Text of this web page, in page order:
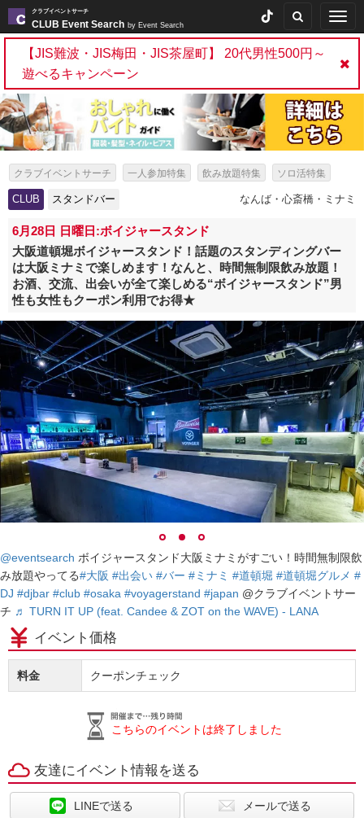
クラブイベントサーチ
CLUB Event Search by Event Search
【JIS難波・JIS梅田・JIS茶屋町】 20代男性500円～
遊べるキャンペーン
クラブイベントサーチ 一人参加特集 飲み放題特集 ソロ活特集
出会いイベント特集 スタンドバー特集
CLUB スタンドバー なんば・心斎橋・ミナミ
6月28日 日曜日:ボイジャースタンド
大阪道頓堀ボイジャースタンド！話題のスタンディングバー
は大阪ミナミで楽しめます！なんと、時間無制限飲み放題！
お酒、交流、出会いが全て楽しめる“ボイジャースタンド”男
性も女性もクーポン利用でお得★
@eventsearch ボイジャースタンド大阪ミナミがすごい！時間無制限飲
み放題やってる#大阪 #出会い #バー #ミナミ #道頓堀 #道頓堀グルメ #
DJ #djbar #club #osaka #voyagerstand #japan @クラブイベントサー
チ ♬ TURN IT UP (feat. Candee & ZOT on the WAVE) - LANA
イベント価格
料金 クーポンチェック
こちらのイベントは終了しました
友達にイベント情報を送る
LINEで送る メールで送る